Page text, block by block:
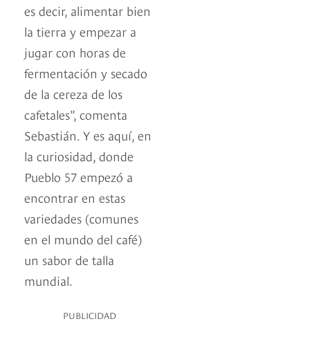
es decir, alimentar bien
la tierra y empezar a
jugar con horas de
fermentación y secado
de la cereza de los
cafetales”, comenta
Sebastián. Y es aquí, en
la curiosidad, donde
Pueblo 57 empezó a
encontrar en estas
variedades (comunes
en el mundo del café)
un sabor de talla
mundial.
PUBLICIDAD